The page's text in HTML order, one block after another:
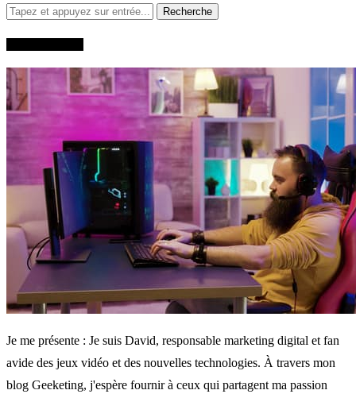
Je me présente : Je suis David, responsable marketing digital et fan
avide des jeux vidéo et des nouvelles technologies. À travers mon
blog Geeketing, j'espère fournir à ceux qui partagent ma passion